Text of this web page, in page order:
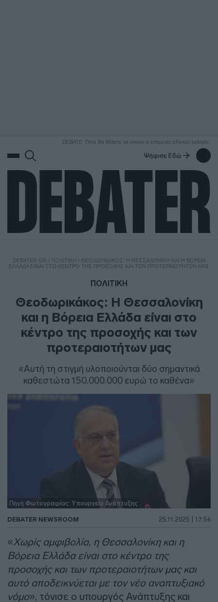
DEBATE: Πότε θα θέλατε να γίνουν οι επόμενες εθνικές εκλογές;
Ψήφισε Εδώ
DEBATER.GR / ΠΟΛΙΤΙΚΗ / ΘΕΟΔΩΡΙΚΆΚΟΣ: Η ΘΕΣΣΑΛΟΝΊΚΗ ΚΑΙ Η ΒΌΡΕΙΑ
ΕΛΛΆΔΑ ΕΊΝΑΙ ΣΤΟ ΚΈΝΤΡΟ ΤΗΣ ΠΡΟΣΟΧΉΣ ΚΑΙ ΤΩΝ ΠΡΟΤΕΡΑΙΟΤΉΤΩΝ ΜΑΣ
ΠΟΛΙΤΙΚΗ
Θεοδωρικάκος: Η Θεσσαλονίκη
και η Βόρεια Ελλάδα είναι στο
κέντρο της προσοχής και των
προτεραιοτήτων μας
«Αυτή τη στιγμή υλοποιούνται δύο σημαντικά
καθεστώτα 150.000.000 ευρώ το καθένα»
Πηγή Φωτογραφίας: Υπουργείο Ανάπτυξης
DEBATER NEWSROOM 25.11.2025 | 17:56
«Χωρίς αμφιβολία, η Θεσσαλονίκη και η
Βόρεια Ελλάδα είναι στο κέντρο της
προσοχής και των προτεραιοτήτων μας και
αυτό αποδεικνύεται με τον νέο αναπτυξιακό
νόμο», τόνισε ο υπουργός Ανάπτυξης και